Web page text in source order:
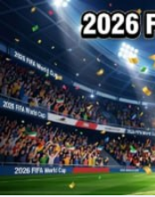
CHINA·乐天使
正在查询中